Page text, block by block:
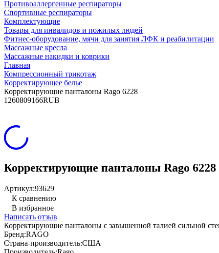
Противоаллергенные респираторы
Спортивные респираторы
Комплектующие
Товары для инвалидов и пожилых людей
Фитнес-оборудование, мячи для занятия ЛФК и реабилитации
Массажные кресла
Массажные накидки и коврики
Главная
Компрессионный трикотаж
Корректирующее белье
Корректирующие панталоны Rago 6228
1260809166RUB
Корректирующие панталоны Rago 6228
Артикул:93629
К сравнению
В избранное
Написать отзыв
Корректирующие панталоны с завышенной талией сильной
Бренд:RAGO
Страна-производитель:США